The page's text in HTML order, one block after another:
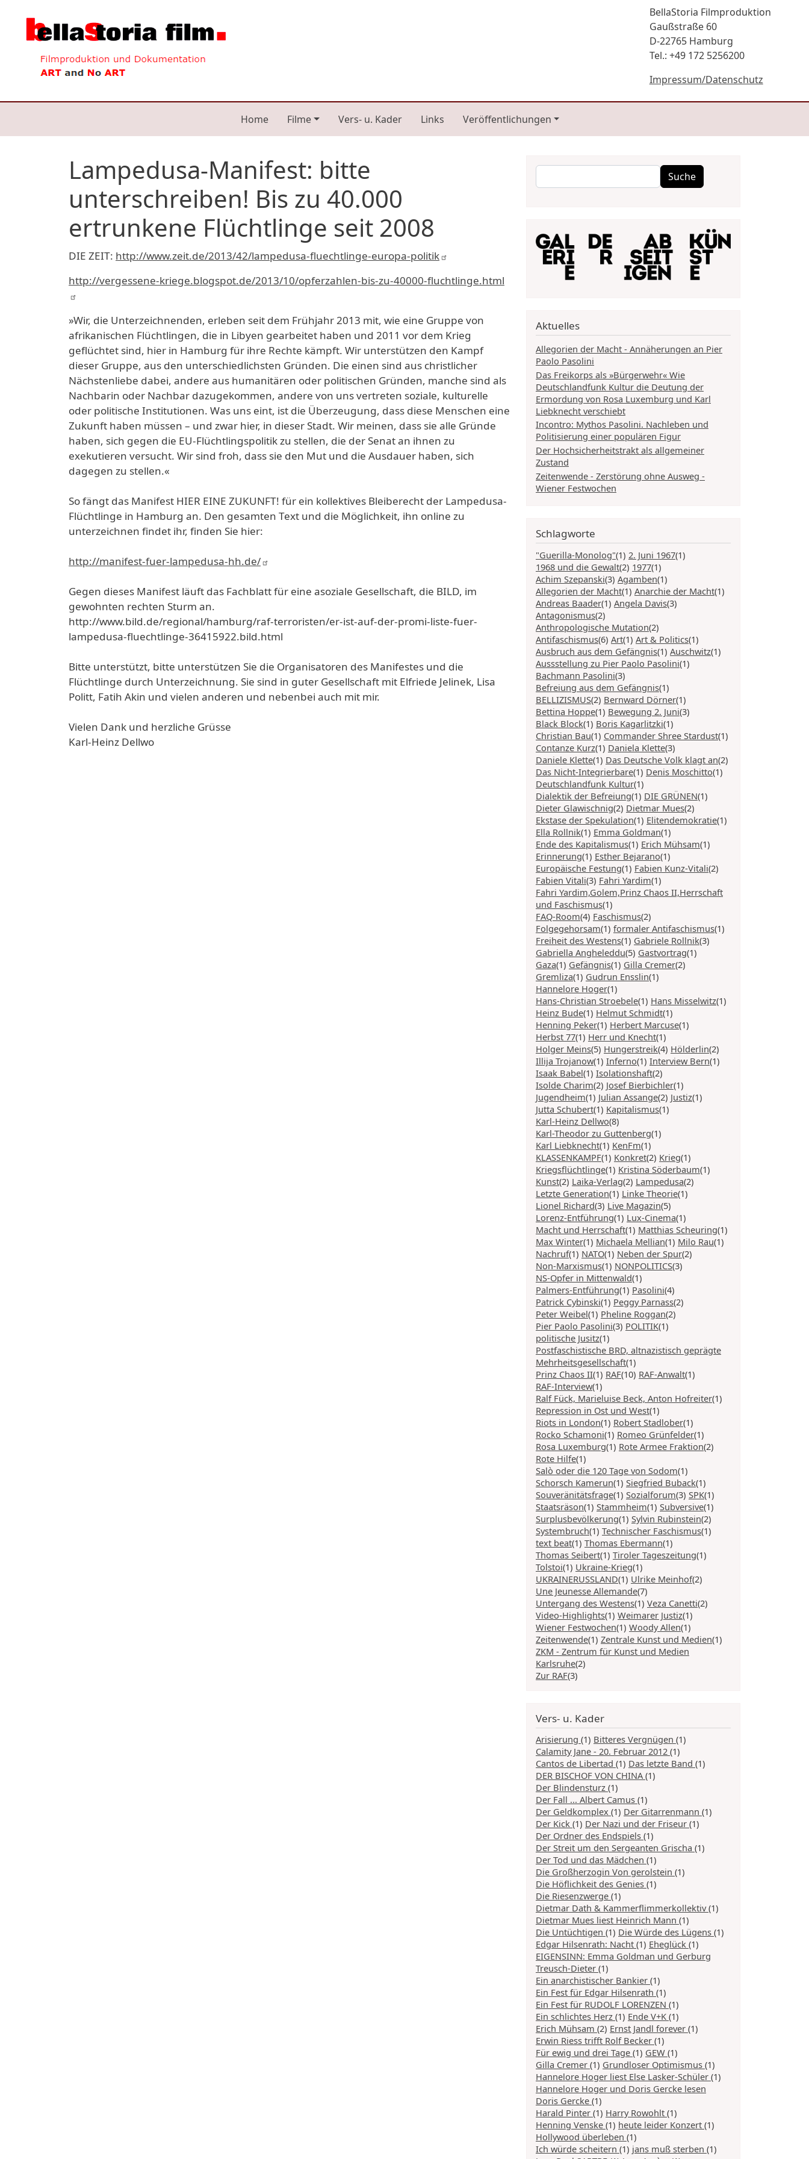
BellaStoria Filmproduktion
Gaußstraße 60
D-22765 Hamburg
Tel.: +49 172 5256200
Impressum/Datenschutz
Main navigation
Home Filme Vers- u. Kader Links Veröffentlichungen
Lampedusa-Manifest: bitte
unterschreiben! Bis zu 40.000
ertrunkene Flüchtlinge seit 2008
DIE ZEIT: http://www.zeit.de/2013/42/lampedusa-fluechtlinge-europa-politik
http://vergessene-kriege.blogspot.de/2013/10/opferzahlen-bis-zu-40000-fluchtlinge.html
»Wir, die Unterzeichnenden, erleben seit dem Frühjahr 2013 mit, wie eine Gruppe von
afrikanischen Flüchtlingen, die in Libyen gearbeitet haben und 2011 vor dem Krieg
geflüchtet sind, hier in Hamburg für ihre Rechte kämpft. Wir unterstützen den Kampf
dieser Gruppe, aus den unterschiedlichsten Gründen. Die einen sind aus christlicher
Nächstenliebe dabei, andere aus humanitären oder politischen Gründen, manche sind als
Nachbarin oder Nachbar dazugekommen, andere von uns vertreten soziale, kulturelle
oder politische Institutionen. Was uns eint, ist die Überzeugung, dass diese Menschen eine
Zukunft haben müssen – und zwar hier, in dieser Stadt. Wir meinen, dass sie alle Gründe
haben, sich gegen die EU-Flüchtlingspolitik zu stellen, die der Senat an ihnen zu
exekutieren versucht. Wir sind froh, dass sie den Mut und die Ausdauer haben, sich
dagegen zu stellen.«
So fängt das Manifest HIER EINE ZUKUNFT! für ein kollektives Bleiberecht der Lampedusa-
Flüchtlinge in Hamburg an. Den gesamten Text und die Möglichkeit, ihn online zu
unterzeichnen findet ihr, finden Sie hier:
http://manifest-fuer-lampedusa-hh.de/
Gegen dieses Manifest läuft das Fachblatt für eine asoziale Gesellschaft, die BILD, im
gewohnten rechten Sturm an.
http://www.bild.de/regional/hamburg/raf-terroristen/er-ist-auf-der-promi-liste-fuer-
lampedusa-fluechtlinge-36415922.bild.html
Bitte unterstützt, bitte unterstützen Sie die Organisatoren des Manifestes und die
Flüchtlinge durch Unterzeichnung. Sie sind in guter Gesellschaft mit Elfriede Jelinek, Lisa
Politt, Fatih Akin und vielen anderen und nebenbei auch mit mir.
Vielen Dank und herzliche Grüsse
Karl-Heinz Dellwo
Suche Suche
Aktuelles
Allegorien der Macht - Annäherungen an Pier
Paolo Pasolini
Das Freikorps als »Bürgerwehr« Wie
Deutschlandfunk Kultur die Deutung der
Ermordung von Rosa Luxemburg und Karl
Liebknecht verschiebt
Incontro: Mythos Pasolini. Nachleben und
Politisierung einer populären Figur
Der Hochsicherheitstrakt als allgemeiner
Zustand
Zeitenwende - Zerstörung ohne Ausweg -
Wiener Festwochen
Schlagworte
"Guerilla-Monolog"(1) 2. Juni 1967(1)
1968 und die Gewalt(2) 1977(1)
Achim Szepanski(3) Agamben(1)
Allegorien der Macht(1) Anarchie der Macht(1)
Andreas Baader(1) Angela Davis(3)
Antagonismus(2)
Anthropologische Mutation(2)
Antifaschismus(6) Art(1) Art & Politics(1)
Ausbruch aus dem Gefängnis(1) Auschwitz(1)
Aussstellung zu Pier Paolo Pasolini(1)
Bachmann Pasolini(3)
Befreiung aus dem Gefängnis(1)
BELLIZISMUS(2) Bernward Dörner(1)
Bettina Hoppe(1) Bewegung 2. Juni(3)
Black Block(1) Boris Kagarlitzki(1)
Christian Bau(1) Commander Shree Stardust(1)
Contanze Kurz(1) Daniela Klette(3)
Daniele Klette(1) Das Deutsche Volk klagt an(2)
Das Nicht-Integrierbare(1) Denis Moschitto(1)
Deutschlandfunk Kultur(1)
Dialektik der Befreiung(1) DIE GRÜNEN(1)
Dieter Glawischnig(2) Dietmar Mues(2)
Ekstase der Spekulation(1) Elitendemokratie(1)
Ella Rollnik(1) Emma Goldman(1)
Ende des Kapitalismus(1) Erich Mühsam(1)
Erinnerung(1) Esther Bejarano(1)
Europäische Festung(1) Fabien Kunz-Vitali(2)
Fabien Vitali(3) Fahri Yardim(1)
Fahri Yardim,Golem,Prinz Chaos II,Herrschaft
und Faschismus(1)
FAQ-Room(4) Faschismus(2)
Folgegehorsam(1) formaler Antifaschismus(1)
Freiheit des Westens(1) Gabriele Rollnik(3)
Gabriella Angheleddu(5) Gastvortrag(1)
Gaza(1) Gefängnis(1) Gilla Cremer(2)
Gremliza(1) Gudrun Ensslin(1)
Hannelore Hoger(1)
Hans-Christian Stroebele(1) Hans Misselwitz(1)
Heinz Bude(1) Helmut Schmidt(1)
Henning Peker(1) Herbert Marcuse(1)
Herbst 77(1) Herr und Knecht(1)
Holger Meins(5) Hungerstreik(4) Hölderlin(2)
Illija Trojanow(1) Inferno(1) Interview Bern(1)
Isaak Babel(1) Isolationshaft(2)
Isolde Charim(2) Josef Bierbichler(1)
Jugendheim(1) Julian Assange(2) Justiz(1)
Jutta Schubert(1) Kapitalismus(1)
Karl-Heinz Dellwo(8)
Karl-Theodor zu Guttenberg(1)
Karl Liebknecht(1) KenFm(1)
KLASSENKAMPF(1) Konkret(2) Krieg(1)
Kriegsflüchtlinge(1) Kristina Söderbaum(1)
Kunst(2) Laika-Verlag(2) Lampedusa(2)
Letzte Generation(1) Linke Theorie(1)
Lionel Richard(3) Live Magazin(5)
Lorenz-Entführung(1) Lux-Cinema(1)
Macht und Herrschaft(1) Matthias Scheuring(1)
Max Winter(1) Michaela Mellian(1) Milo Rau(1)
Nachruf(1) NATO(1) Neben der Spur(2)
Non-Marxismus(1) NONPOLITICS(3)
NS-Opfer in Mittenwald(1)
Palmers-Entführung(1) Pasolini(4)
Patrick Cybinski(1) Peggy Parnass(2)
Peter Weibel(1) Pheline Roggan(2)
Pier Paolo Pasolini(3) POLITIK(1)
politische Jusitz(1)
Postfaschistische BRD, altnazistisch geprägte
Mehrheitsgesellschaft(1)
Prinz Chaos II(1) RAF(10) RAF-Anwalt(1)
RAF-Interview(1)
Ralf Fück, Marieluise Beck, Anton Hofreiter(1)
Repression in Ost und West(1)
Riots in London(1) Robert Stadlober(1)
Rocko Schamoni(1) Romeo Grünfelder(1)
Rosa Luxemburg(1) Rote Armee Fraktion(2)
Rote Hilfe(1)
Salò oder die 120 Tage von Sodom(1)
Schorsch Kamerun(1) Siegfried Buback(1)
Souveränitätsfrage(1) Sozialforum(3) SPK(1)
Staatsräson(1) Stammheim(1) Subversive(1)
Surplusbevölkerung(1) Sylvin Rubinstein(2)
Systembruch(1) Technischer Faschismus(1)
text beat(1) Thomas Ebermann(1)
Thomas Seibert(1) Tiroler Tageszeitung(1)
Tolstoi(1) Ukraine-Krieg(1)
UKRAINERUSSLAND(1) Ulrike Meinhof(2)
Une Jeunesse Allemande(7)
Untergang des Westens(1) Veza Canetti(2)
Video-Highlights(1) Weimarer Justiz(1)
Wiener Festwochen(1) Woody Allen(1)
Zeitenwende(1) Zentrale Kunst und Medien(1)
ZKM - Zentrum für Kunst und Medien
Karlsruhe(2)
Zur RAF(3)
Vers- u. Kader
Arisierung (1) Bitteres Vergnügen (1)
Calamity Jane - 20. Februar 2012 (1)
Cantos de Libertad (1) Das letzte Band (1)
DER BISCHOF VON CHINA(1)
Der Blindensturz (1)
Der Fall ... Albert Camus (1)
Der Geldkomplex (1) Der Gitarrenmann (1)
Der Kick (1) Der Nazi und der Friseur (1)
Der Ordner des Endspiels (1)
Der Streit um den Sergeanten Grischa (1)
Der Tod und das Mädchen (1)
Die Großherzogin Von gerolstein (1)
Die Höflichkeit des Genies (1)
Die Riesenzwerge (1)
Dietmar Dath & Kammerflimmerkollektiv(1)
Dietmar Mues liest Heinrich Mann (1)
Die Untüchtigen (1) Die Würde des Lügens (1)
Edgar Hilsenrath: Nacht (1) Eheglück (1)
EIGENSINN: Emma Goldman und Gerburg
Treusch-Dieter (1)
Ein anarchistischer Bankier (1)
Ein Fest für Edgar Hilsenrath (1)
Ein Fest für RUDOLF LORENZEN (1)
Ein schlichtes Herz (1) Ende V+K (1)
Erich Mühsam (2) Ernst Jandl forever (1)
Erwin Riess trifft Rolf Becker (1)
Für ewig und drei Tage (1) GEW (1)
Gilla Cremer (1) Grundloser Optimismus (1)
Hannelore Hoger liest Else Lasker-Schüler (1)
Hannelore Hoger und Doris Gercke lesen
Doris Gercke (1)
Harald Pinter (1) Harry Rowohlt (1)
Henning Venske (1) heute leider Konzert (1)
Hollywood überleben (1)
Ich würde scheitern (1) jans muß sterben (1)